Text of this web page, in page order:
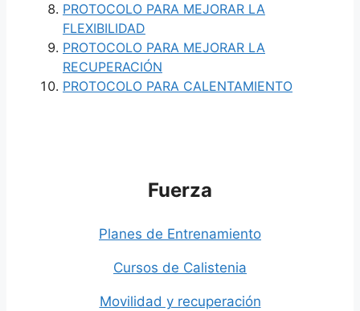
PROTOCOLO PARA MEJORAR LA
FLEXIBILIDAD
PROTOCOLO PARA MEJORAR LA
RECUPERACIÓN
PROTOCOLO PARA CALENTAMIENTO
Fuerza
Planes de Entrenamiento
Cursos de Calistenia
Movilidad y recuperación